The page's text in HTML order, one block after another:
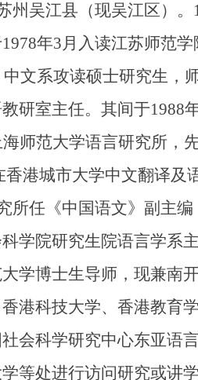
吴江县（现吴江区）。
年3月入读江苏师范
文系攻读硕士研究生，
研室主任。其间于1988
师范大学语言研究所，
港城市大学中文翻译及
所任《中国语文》副主
学院研究生院语言学系
学博士生导师，现兼南
港科技大学、香港教育
会科学研究中心东亚语
等处进行访问研究或讲